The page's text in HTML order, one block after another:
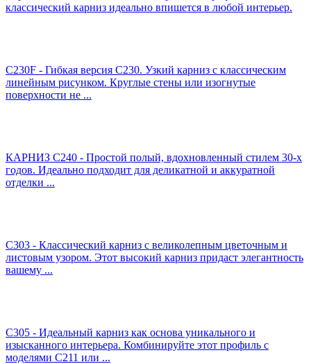
классический карниз идеально впишется в любой интерьер.
C230F - Гибкая версия C230. Узкий карниз с классическим
линейным рисунком. Круглые стены или изогнутые
поверхности не ...
КАРНИЗ C240 - Простой полый, вдохновленный стилем 30-х
годов. Идеально подходит для деликатной и аккуратной
отделки ...
C303 - Классический карниз с великолепным цветочным и
листовым узором. Этот высокий карниз придаст элегантность
вашему ...
C305 - Идеальный карниз как основа уникального и
изысканного интерьера. Комбинируйте этот профиль с
моделями C211 или ...